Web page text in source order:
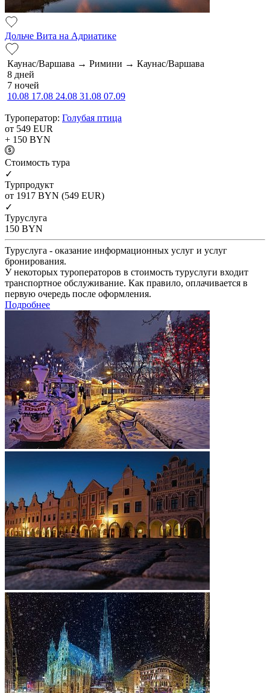
Дольче Вита на Адриатике
Каунас/Варшава → Римини → Каунас/Варшава
8 дней
7 ночей
10.08 17.08 24.08 31.08 07.09
Туроператор: Голубая птица
от 549 EUR
+ 150 BYN
Cтоимость тура
✓
Турпродукт
от 1917 BYN (549 EUR)
✓
Туруслуга
150 BYN
Туруслуга - оказание информационных услуг и услуг
бронирования.
У некоторых туроператоров в стоимость туруслуги входит
транспортное обслуживание. Как правило, оплачивается в
первую очередь после оформления.
Подробнее